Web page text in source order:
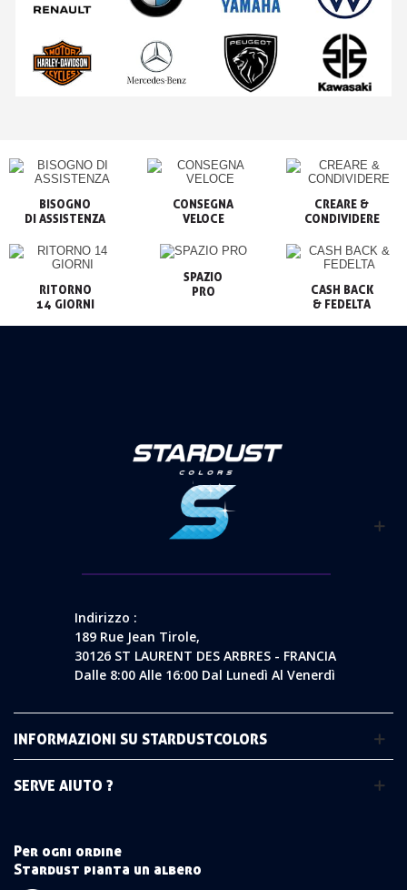
BISOGNO
CONSEGNA
VELOCE
CREARE &
CONDIVIDERE
RITORNO
14 GIORNI
SPAZIO
PRO
CASH BACK
& FEDELTA
Indirizzo :
189 Rue Jean Tirole,
30126 ST LAURENT DES ARBRES - FRANCIA
Dalle 8:00 Alle 16:00 Dal Lunedì Al Venerdì
INFORMAZIONI SU STARDUSTCOLORS
SERVE AIUTO ?
Per ogni ordine
Stardust pianta un albero